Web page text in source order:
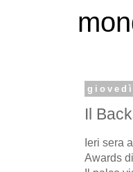
Il
Ieri sera
Awards